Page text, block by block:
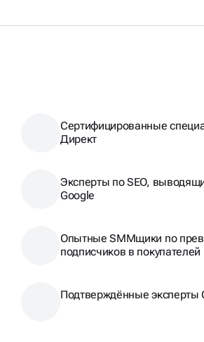
Сертифицированные
Директ
Эксперты по SEO,
Google
Опытные SMMщики по
подписчиков в покупателей
Подтверждённые эксперты